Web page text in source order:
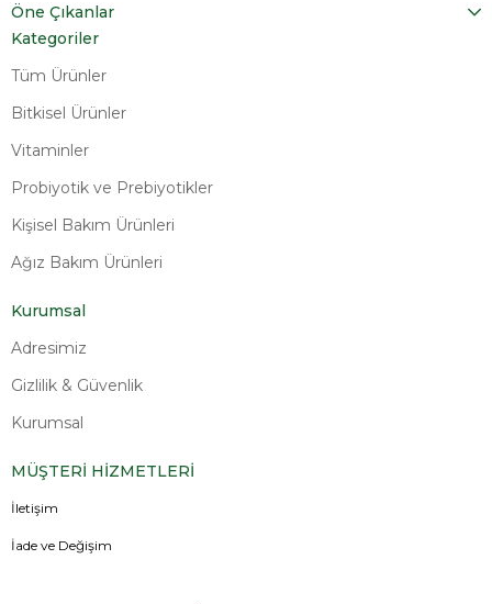
Öne Çıkanlar
Kategoriler
Tüm Ürünler
Bitkisel Ürünler
Vitaminler
Probiyotik ve Prebiyotikler
Kişisel Bakım Ürünleri
Ağız Bakım Ürünleri
Kurumsal
Adresimiz
Gizlilik & Güvenlik
Kurumsal
MÜŞTERİ HİZMETLERİ
İletişim
İade ve Değişim